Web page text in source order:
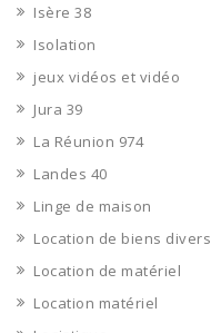
Isère 38
Isolation
jeux vidéos et vidéo
Jura 39
La Réunion 974
Landes 40
Linge de maison
Location de biens divers
Location de matériel
Location matériel